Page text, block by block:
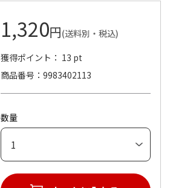
1,320円(送料別・税込)
獲得ポイント： 13 pt
商品番号
9983402113
数量